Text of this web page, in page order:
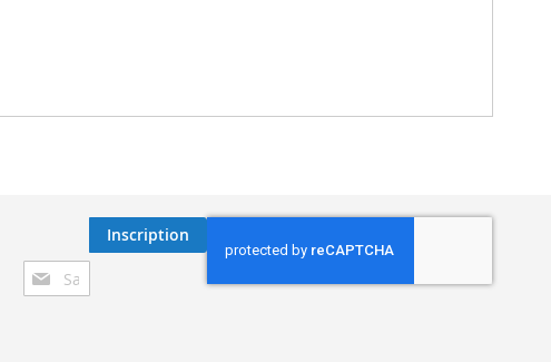
Inscription
à
Inscription